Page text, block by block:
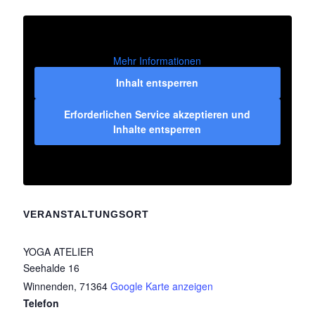
VERANSTALTUNGSORT
YOGA ATELIER
Seehalde 16
Winnenden, 71364 Google Karte anzeigen
Telefon
Mehr Informationen
Inhalt entsperren
Erforderlichen Service akzeptieren und
Inhalte entsperren